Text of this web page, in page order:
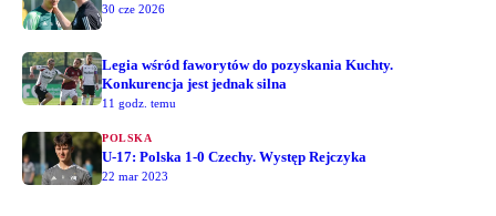
30 cze 2026
Legia wśród faworytów do pozyskania Kuchty.
Konkurencja jest jednak silna
11 godz. temu
POLSKA
U-17: Polska 1-0 Czechy. Występ Rejczyka
22 mar 2023